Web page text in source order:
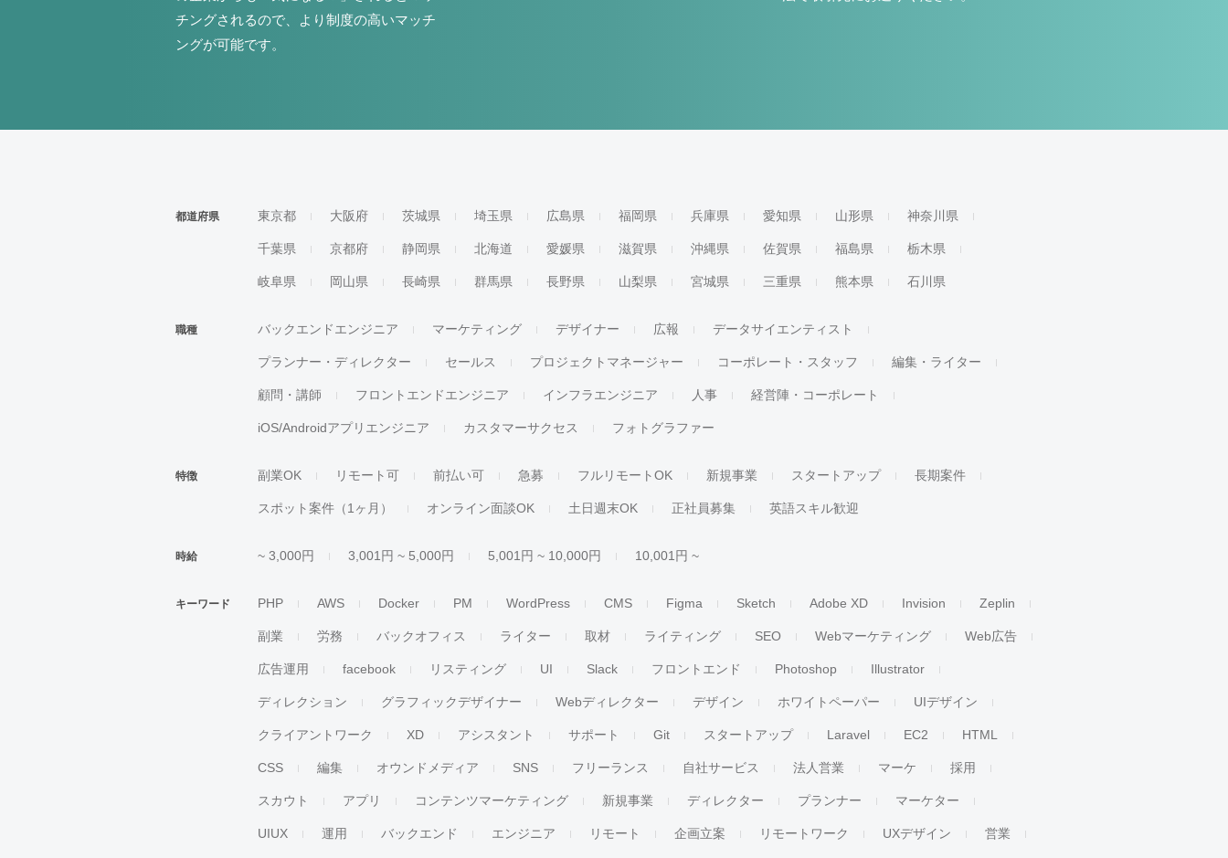
チングされるので、より制度の高いマッチ
ングが可能です。
都道府県 東京都 大阪府 茨城県 埼玉県 広島県 福岡県 兵庫県 愛知県 山形県 神奈川県
千葉県 京都府 静岡県 北海道 愛媛県 滋賀県 沖縄県 佐賀県 福島県 栃木県
岐阜県 岡山県 長崎県 群馬県 長野県 山梨県 宮城県 三重県 熊本県 石川県
職種 バックエンドエンジニア マーケティング デザイナー 広報 データサイエンティスト
プランナー・ディレクター セールス プロジェクトマネージャー コーポレート・スタッフ 編集・ライター
顧問・講師 フロントエンドエンジニア インフラエンジニア 人事 経営陣・コーポレート
iOS/Androidアプリエンジニア カスタマーサクセス フォトグラファー
特徴 副業OK リモート可 前払い可 急募 フルリモートOK 新規事業 スタートアップ 長期案件
スポット案件（1ヶ月） オンライン面談OK 土日週末OK 正社員募集 英語スキル歓迎
時給 ~ 3,000円 3,001円 ~ 5,000円 5,001円 ~ 10,000円 10,001円 ~
キーワード PHP AWS Docker PM WordPress CMS Figma Sketch Adobe XD Invision Zeplin
副業 労務 バックオフィス ライター 取材 ライティング SEO Webマーケティング Web広告
広告運用 facebook リスティング UI Slack フロントエンド Photoshop Illustrator
ディレクション グラフィックデザイナー Webディレクター デザイン ホワイトペーパー UIデザイン
クライアントワーク XD アシスタント サポート Git スタートアップ Laravel EC2 HTML
CSS 編集 オウンドメディア SNS フリーランス 自社サービス 法人営業 マーケ 採用
スカウト アプリ コンテンツマーケティング 新規事業 ディレクター プランナー マーケター
UIUX 運用 バックエンド エンジニア リモート 企画立案 リモートワーク UXデザイン 営業